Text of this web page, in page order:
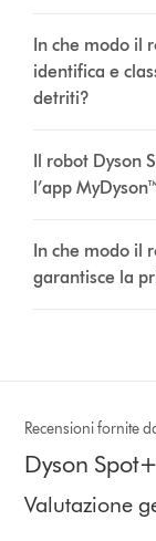
In che modo il
identifica e
detriti?
Il robot Dyson
l’app
In che modo il
garantisce la
Recensioni fornite
Dyson
Valutazione